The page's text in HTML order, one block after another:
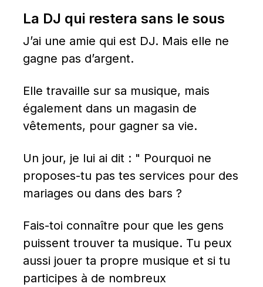
La DJ qui restera sans le sous
J’ai une amie qui est DJ. Mais elle ne
gagne pas d’argent.
Elle travaille sur sa musique, mais
également dans un magasin de
vêtements, pour gagner sa vie.
Un jour, je lui ai dit : " Pourquoi ne
proposes-tu pas tes services pour des
mariages ou dans des bars ?
Fais-toi connaître pour que les gens
puissent trouver ta musique. Tu peux
aussi jouer ta propre musique et si tu
participes à de nombreux